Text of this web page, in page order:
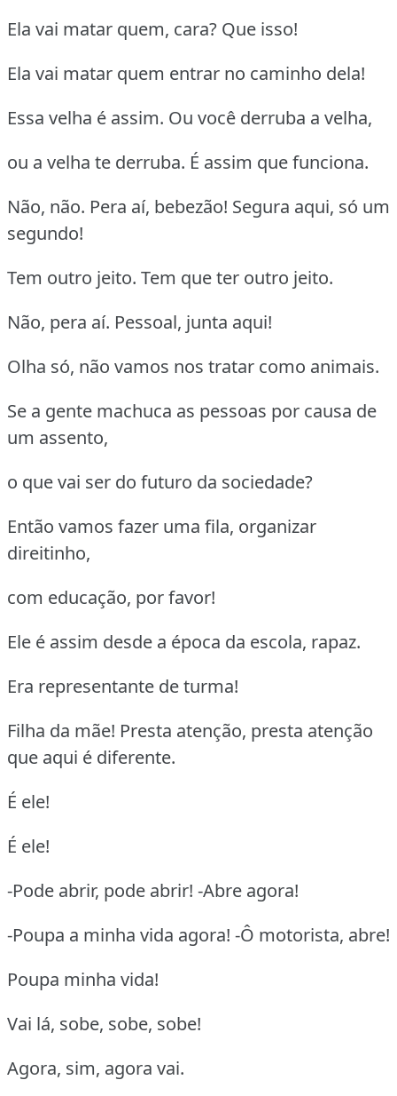
Ela vai matar quem, cara? Que isso!
Ela vai matar quem entrar no caminho dela!
Essa velha é assim. Ou você derruba a velha,
ou a velha te derruba. É assim que funciona.
Não, não. Pera aí, bebezão! Segura aqui, só um
segundo!
Tem outro jeito. Tem que ter outro jeito.
Não, pera aí. Pessoal, junta aqui!
Olha só, não vamos nos tratar como animais.
Se a gente machuca as pessoas por causa de
um assento,
o que vai ser do futuro da sociedade?
Então vamos fazer uma fila, organizar
direitinho,
com educação, por favor!
Ele é assim desde a época da escola, rapaz.
Era representante de turma!
Filha da mãe! Presta atenção, presta atenção
que aqui é diferente.
É ele!
É ele!
-Pode abrir, pode abrir! -Abre agora!
-Poupa a minha vida agora! -Ô motorista, abre!
Poupa minha vida!
Vai lá, sobe, sobe, sobe!
Agora, sim, agora vai.